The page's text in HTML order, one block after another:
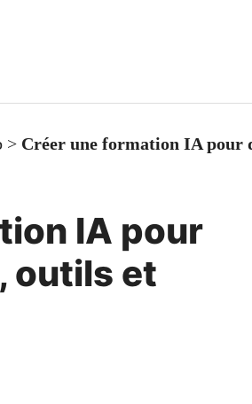
> Créer une formation IA pour
IA pour
outils et